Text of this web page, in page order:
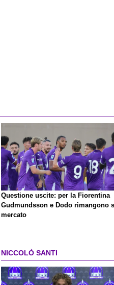
Questione uscite: per la Fiorentina
Gudmundsson e Dodo rimangono
mercato
NICCOLÒ SANTI